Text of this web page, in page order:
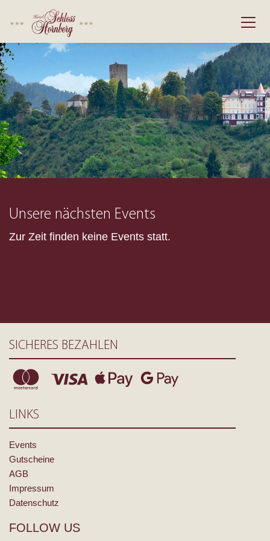
Unsere nächsten Events
Zur Zeit finden keine Events statt.
SICHERES BEZAHLEN
LINKS
Events
Gutscheine
AGB
Impressum
Datenschutz
FOLLOW US